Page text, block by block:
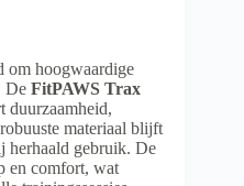
om hoogwaardige
De FitPAWS Trax
duurzaamheid,
materiaal blijft
herhaald gebruik. De
en comfort, wat